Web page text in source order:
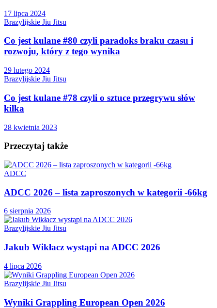
17 lipca 2024
Brazylijskie Jiu Jitsu
Co jest kulane #80 czyli paradoks braku czasu i
rozwoju, który z tego wynika
29 lutego 2024
Brazylijskie Jiu Jitsu
Co jest kulane #78 czyli o sztuce przegrywu słów
kilka
28 kwietnia 2023
Przeczytaj także
ADCC
ADCC 2026 – lista zaproszonych w kategorii -66kg
6 sierpnia 2026
Brazylijskie Jiu Jitsu
Jakub Wikłacz wystąpi na ADCC 2026
4 lipca 2026
Brazylijskie Jiu Jitsu
Wyniki Grappling European Open 2026